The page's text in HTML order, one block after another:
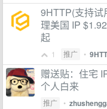
9HTTP(支持试
理美国 IP
起
1 推广 •
赠送贴：住宅
个人白来
推广 •